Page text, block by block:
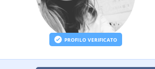
PROFILO VERIFICATO